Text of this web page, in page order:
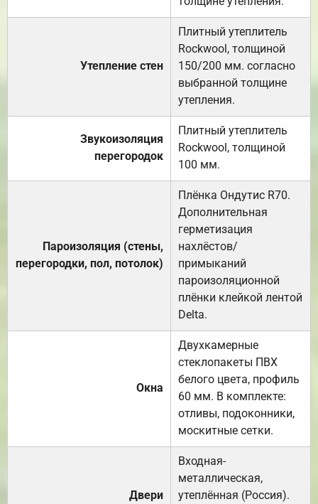
Утепление стен
Плитный утеплитель
Rockwool, толщиной
150/200 мм. согласно
выбранной толщине
утепления.
Звукоизоляция
перегородок
Плитный утеплитель
Rockwool, толщиной
100 мм.
Пароизоляция (стены,
перегородки, пол, потолок)
Плёнка Ондутис R70.
Дополнительная
герметизация
нахлёстов/
примыканий
пароизоляционной
плёнки клейкой лентой
Delta.
Окна
Двухкамерные
стеклопакеты ПВХ
белого цвета, профиль
60 мм. В комплекте:
отливы, подоконники,
москитные сетки.
Двери
Входная-
металлическая,
утеплённая (Россия).